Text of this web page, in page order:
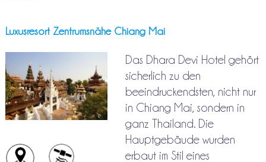
Luxusresort Zentrumsnähe Chiang Mai
Das Dhara Devi Hotel gehört
sicherlich zu den
beeindruckendsten, nicht nur
in Chiang Mai, sondern in
ganz Thailand. Die
Hauptgebäude wurden
erbaut im Stil eines